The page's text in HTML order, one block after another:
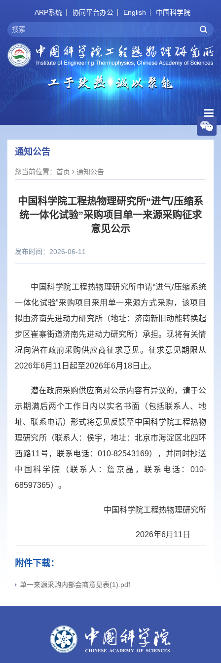
ARP系统 协同平台办公 English 中国科学院
通知公告
您当前位置： 首页 通知公告
中国科学院工程热物理研究所“进气/压缩系
统一体化试验”采购项目单一来源采购征求
意见公示
发布时间：2026-06-11
中国科学院工程热物理研究所申请“进气/压缩系统
一体化试验”采购项目采用单一来源方式采购，该项目
拟由济南先进动力研究所（地址： 济南新旧动能转换起
步区崔寨街道济南先进动力研究所） 承担。现将有关情
况向潜在政府采购供应商征求意见。征求意见期限从
2026年6月11日起至2026年6月18日止。
潜在政府采购供应商对公示内容有异议的，请于公
示期满后两个工作日内以实名书面（包括联系人、地
址、联系电话）形式将意见反馈至中国科学院工程热物
理研究所（联系人： 侯宇，地址： 北京市海淀区北四环
西路11号，联系电话：010-82543169），并同时抄送
中国科学院（联系人：詹京晶，联系电话：010-
68597365）。
中国科学院工程热物理研究所
2026年6月11 日
附件下载：
单一来源采购内部会商意见表(1).pdf